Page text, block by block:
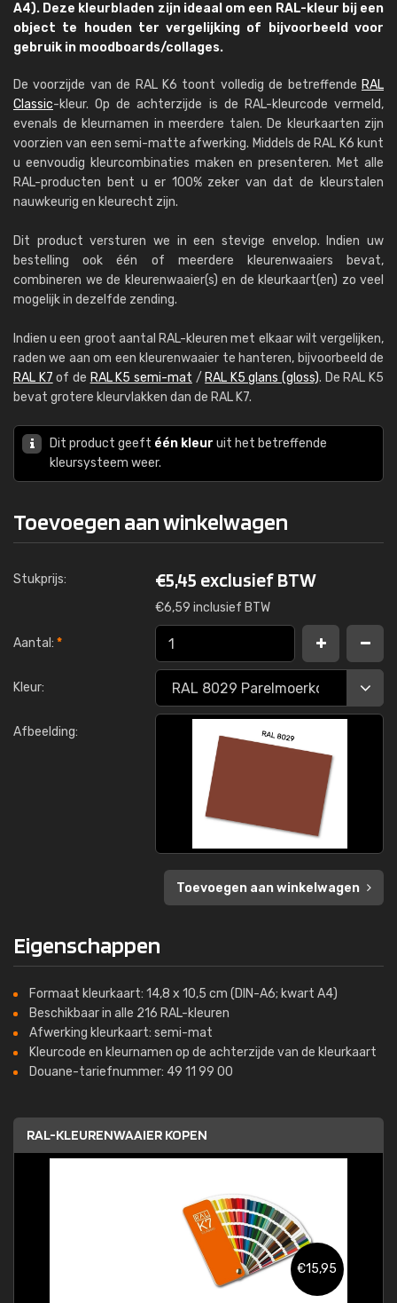
A4). Deze kleurbladen zijn ideaal om een RAL-kleur bij een
object te houden ter vergelijking of bijvoorbeeld voor
gebruik in moodboards/collages.
De voorzijde van de RAL K6 toont volledig de betreffende RAL
Classic-kleur. Op de achterzijde is de RAL-kleurcode vermeld,
evenals de kleurnamen in meerdere talen. De kleurkaarten zijn
voorzien van een semi-matte afwerking. Middels de RAL K6 kunt
u eenvoudig kleurcombinaties maken en presenteren. Met alle
RAL-producten bent u er 100% zeker van dat de kleurstalen
nauwkeurig en kleurecht zijn.
Dit product versturen we in een stevige envelop. Indien uw
bestelling ook één of meerdere kleurenwaaiers bevat,
combineren we de kleurenwaaier(s) en de kleurkaart(en) zo veel
mogelijk in dezelfde zending.
Indien u een groot aantal RAL-kleuren met elkaar wilt vergelijken,
raden we aan om een kleurenwaaier te hanteren, bijvoorbeeld de
RAL K7 of de RAL K5 semi-mat / RAL K5 glans (gloss). De RAL K5
bevat grotere kleurvlakken dan de RAL K7.
Dit product geeft één kleur uit het betreffende
kleursysteem weer.
Toevoegen aan winkelwagen
Stukprijs: €5,45 exclusief BTW
€6,59 inclusief BTW
Aantal: *
Kleur:
Afbeelding:
Toevoegen aan winkelwagen
Eigenschappen
Formaat kleurkaart: 14,8 x 10,5 cm (DIN-A6; kwart A4)
Beschikbaar in alle 216 RAL-kleuren
Afwerking kleurkaart: semi-mat
Kleurcode en kleurnamen op de achterzijde van de kleurkaart
Douane-tariefnummer: 49 11 99 00
RAL-KLEURENWAAIER KOPEN
€15,95